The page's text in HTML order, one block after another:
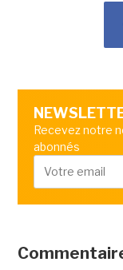
Recevez notre
abonnés